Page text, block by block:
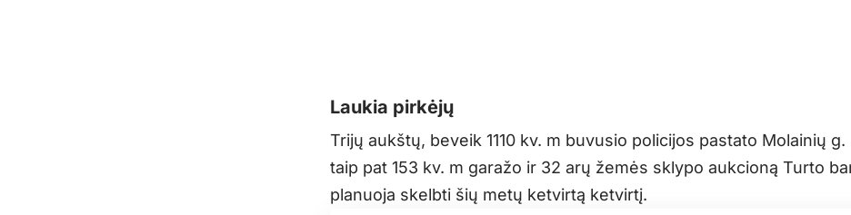
Laukia pirkėjų
Trijų aukštų, beveik 1110 kv. m buvusio policijos pastato Molainių g.
taip pat 153 kv. m garažo ir 32 arų žemės sklypo aukcioną Turto
planuoja skelbti šių metų ketvirtą ketvirtį.